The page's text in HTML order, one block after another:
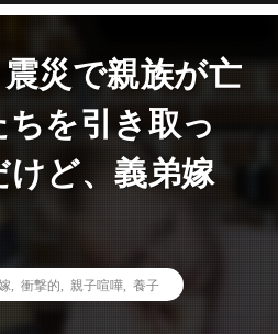
災で親族が亡
を引き取っ
ど、義弟嫁
衝撃的 親子喧嘩 養子